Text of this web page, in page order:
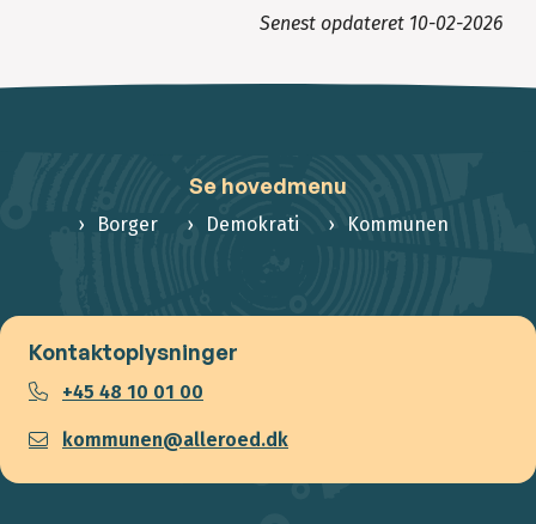
Senest opdateret 10-02-2026
Se hovedmenu
Borger Demokrati Kommunen
Kontaktoplysninger
+45 48 10 01 00
kommunen@alleroed.dk